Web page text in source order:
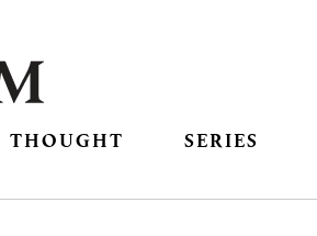
THOUGHT SERIES